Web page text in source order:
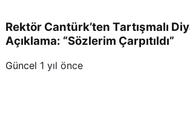
Rektör Cantürk’ten Tartışmalı
Açıklama: “Sözlerim Çarpıtıldı”
Güncel 1 yıl önce